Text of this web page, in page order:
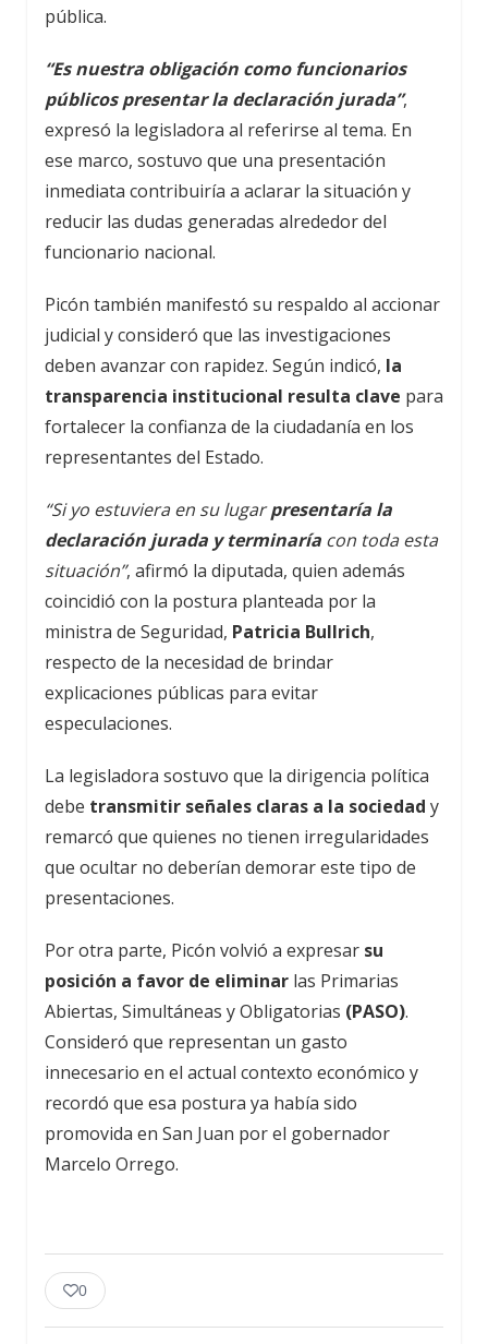
pública.
“Es nuestra obligación como funcionarios
públicos presentar la declaración jurada”,
expresó la legisladora al referirse al tema. En
ese marco, sostuvo que una presentación
inmediata contribuiría a aclarar la situación y
reducir las dudas generadas alrededor del
funcionario nacional.
Picón también manifestó su respaldo al accionar
judicial y consideró que las investigaciones
deben avanzar con rapidez. Según indicó, la
transparencia institucional resulta clave para
fortalecer la confianza de la ciudadanía en los
representantes del Estado.
“Si yo estuviera en su lugarpresentaría la
declaración jurada y terminaría con toda esta
situación”, afirmó la diputada, quien además
coincidió con la postura planteada por la
ministra de Seguridad, Patricia Bullrich,
respecto de la necesidad de brindar
explicaciones públicas para evitar
especulaciones.
La legisladora sostuvo que la dirigencia política
debe transmitir señales claras a la sociedad y
remarcó que quienes no tienen irregularidades
que ocultar no deberían demorar este tipo de
presentaciones.
Por otra parte, Picón volvió a expresar su
posición a favor de eliminar las Primarias
Abiertas, Simultáneas y Obligatorias (PASO).
Consideró que representan un gasto
innecesario en el actual contexto económico y
recordó que esa postura ya había sido
promovida en San Juan por el gobernador
Marcelo Orrego.
0